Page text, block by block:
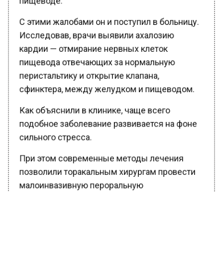
С этими жалобами он и поступил в больницу.
Исследовав, врачи выявили ахалозию
кардии — отмирание нервных клеток
пищевода отвечающих за нормальную
перистальтику и открытие клапана,
сфинктера, между желудком и пищеводом.
Как объяснили в клинике, чаще всего
подобное заболевание развивается на фоне
сильного стресса.
При этом современные методы лечения
позволили торакальным хирургам провести
малоинвазивную пероральную